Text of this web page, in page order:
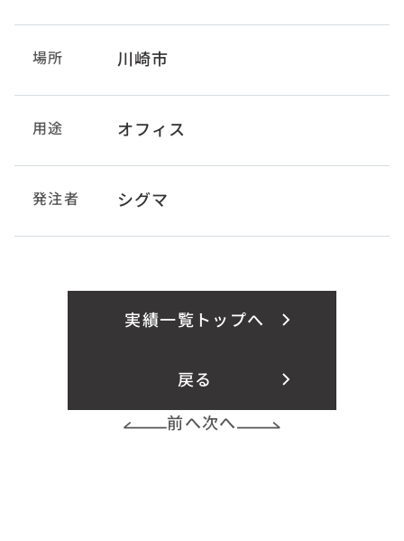
場所 川崎市
用途 オフィス
発注者 シグマ
実績一覧トップへ
戻る
前へ次へ